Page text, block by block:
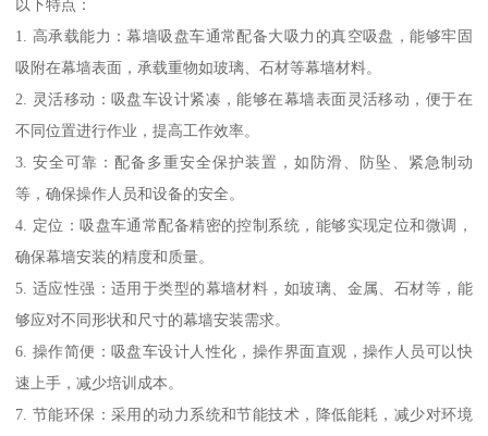
以下特点：
1. 高承载能力：幕墙吸盘车通常配备大吸力的真空吸盘，能够牢固
吸附在幕墙表面，承载重物如玻璃、石材等幕墙材料。
2. 灵活移动：吸盘车设计紧凑，能够在幕墙表面灵活移动，便于在
不同位置进行作业，提高工作效率。
3. 安全可靠：配备多重安全保护装置，如防滑、防坠、紧急制动
等，确保操作人员和设备的安全。
4. 定位：吸盘车通常配备精密的控制系统，能够实现定位和微调，
确保幕墙安装的精度和质量。
5. 适应性强：适用于类型的幕墙材料，如玻璃、金属、石材等，能
够应对不同形状和尺寸的幕墙安装需求。
6. 操作简便：吸盘车设计人性化，操作界面直观，操作人员可以快
速上手，减少培训成本。
7. 节能环保：采用的动力系统和节能技术，降低能耗，减少对环境